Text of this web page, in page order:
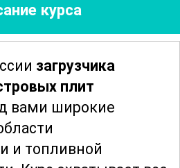
курса
загрузчика
плит
вами широкие
и топливной